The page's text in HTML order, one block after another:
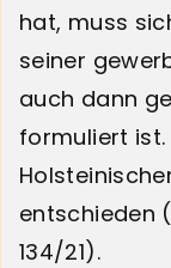
hat, muss
seiner
auch dann
formuliert
entschieden
134/21).